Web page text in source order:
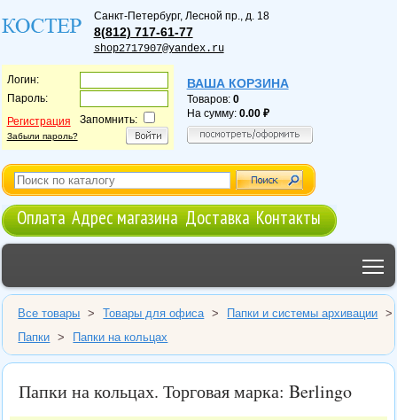
Санкт-Петербург, Лесной пр., д. 18
8(812) 717-61-77
shop2717907@yandex.ru
Логин:
Пароль:
Регистрация
Забыли пароль?
Запомнить:
ВАША КОРЗИНА
Товаров: 0
На сумму: 0.00
Оплата Адрес магазина Доставка Контакты
Все товары > Товары для офиса > Папки и системы архивации
>
Папки
> Папки на кольцах
Папки на кольцах. Торговая марка: Berlingo